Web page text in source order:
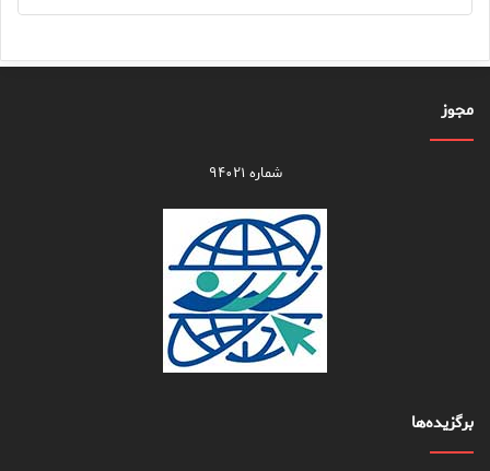
مجوز
شماره ۹۴۰۲۱
برگزیده‌ها